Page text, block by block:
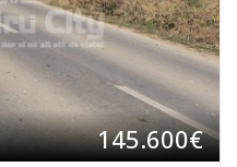
145.600€